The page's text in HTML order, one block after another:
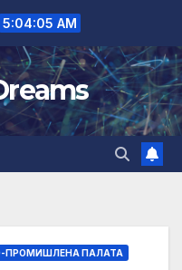
5:04:05 AM
ПРОМИШЛЕНА ПАЛАТА